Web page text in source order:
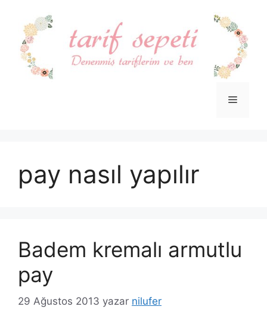
Menü
pay nasıl yapılır
Badem kremalı armutlu
pay
29 Ağustos 2013 yazar nilufer